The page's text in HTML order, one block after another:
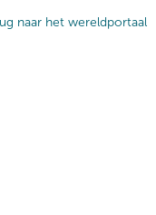
naar het wereldportaal